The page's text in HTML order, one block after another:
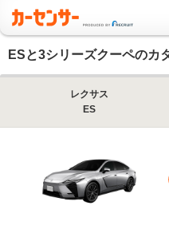
ESと3シリーズクーペのカ
レクサス
ES